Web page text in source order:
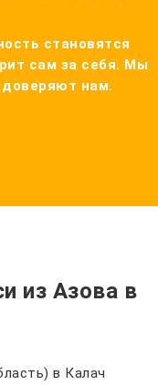
становятся
сам за себя. Мы
нам.
из Азова в
в Калач